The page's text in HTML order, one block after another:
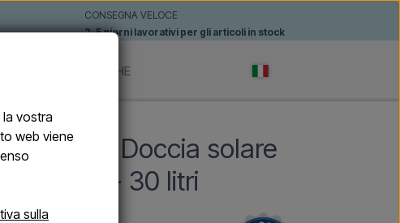
CONSEGNA VELOCE
2-5 giorni lavorativi per gli articoli in stock
MARCHE
- Doccia solare
argento - 30 litri
vostra
web viene
sulla